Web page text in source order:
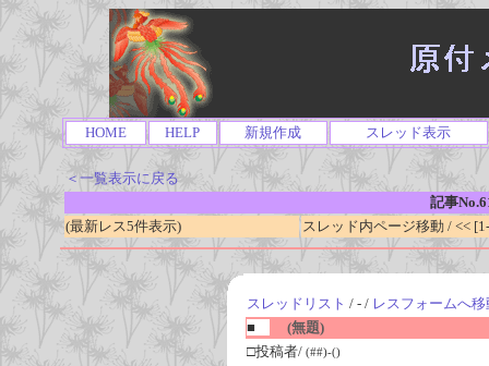
HOME HELP 新規作成 スレッド表示
＜一覧表示に戻る
記事
(最新レス5件表示)
スレッド内ページ移動 / <<
スレッドリスト / - / レスフォームへ移
■
(無題)
□投稿者/ (##)-()